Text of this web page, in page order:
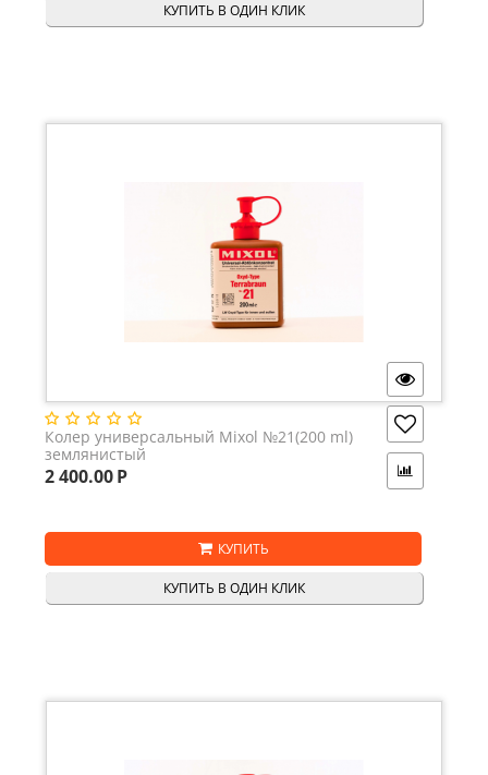
КУПИТЬ В ОДИН КЛИК
Колер универсальный Mixol №21(200 ml)
землянистый
2 400.00Р
КУПИТЬ
КУПИТЬ В ОДИН КЛИК